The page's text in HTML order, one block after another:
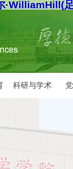
·WilliamHill(
科研与学术